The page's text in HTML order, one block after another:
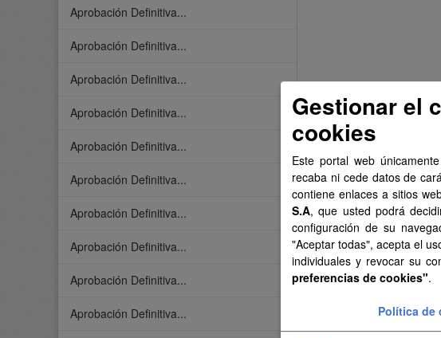
Aprobación Definitiva...
Aprobación Definitiva...
Aprobación Definitiva...
Aprobación Definitiva...
Aprobación Definitiva...
Aprobación Definitiva...
Aprobación Definitiva...
Aprobación Definitiva...
Aprobación Definitiva...
Aprobación Definitiva...
Gestionar el
cookies
Este portal web
recaba ni cede datos de
contiene enlaces a sitios
S.A, que usted podrá
configuración de su
"Aceptar todas", acepta el
individuales y revocar su
preferencias de cookies".
Política de